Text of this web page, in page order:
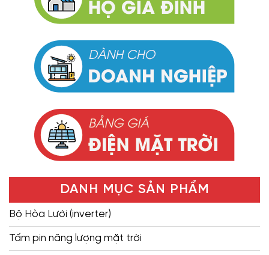
DANH MỤC SẢN PHẨM
Bộ Hòa Lưới (inverter)
Tấm pin năng lượng mặt trời